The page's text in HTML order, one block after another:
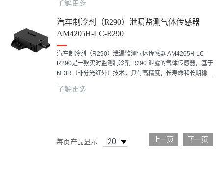
了解更多
汽车制冷剂（R290）泄漏监测气体传感器
AM4205H-LC-R290
汽车制冷剂（R290）泄漏监测气体传感器 AM4205H-LC-
R290是一款实时监测制冷剂 R290 泄露的气体传感器，基于
NDIR（非分光红外）技术，具有高精度，长寿命和长期稳定
警监测设备中。
了解更多
每页产品显示 上一页 下一页